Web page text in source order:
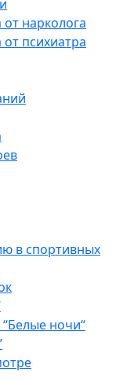
нарколога
психиатра
в спортивных
ночи“